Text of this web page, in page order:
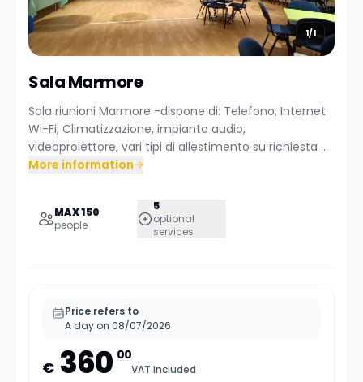
1/1
Sala Marmore
Sala riunioni Marmore -dispone di: Telefono, Internet
Wi-Fi, Climatizzazione, impianto audio,
videoproiettore, vari tipi di allestimento su richiesta ...
More information
MAX 150
people
5
optional
services
Price refers to
A day on 08/07/2026
€ 360 00
VAT included